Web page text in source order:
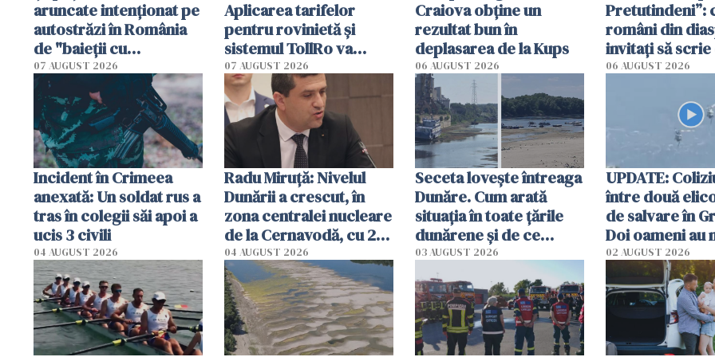
aruncate intenționat pe
autostrăzi în România
de "baieții cu
platforme": "Mi-au
cerut 1200 lei să mă
tracteze"
07 AUGUST 2026
Aplicarea tarifelor
pentru rovinietă şi
sistemul TollRo va
începe la 1 octombrie
07 AUGUST 2026
Craiova obține un
rezultat bun în
deplasarea de la Kups
06 AUGUST 2026
Pretutindeni”:
români din
invitați să
România într-
06 AUGUST 2026
Incident în Crimeea
anexată: Un soldat rus a
tras în colegii săi apoi a
ucis 3 civili
04 AUGUST 2026
Radu Miruţă: Nivelul
Dunării a crescut, în
zona centralei nucleare
de la Cernavodă, cu 2
cm faţă de ziua trecută
04 AUGUST 2026
Seceta lovește întreaga
Dunăre. Cum arată
situația în toate țările
dunărene și de ce
România resimte
efectele, deși a plouat
în iulie
03 AUGUST 2026
UPDATE:
între două
de salvare în
Doi oameni au
02 AUGUST 2026